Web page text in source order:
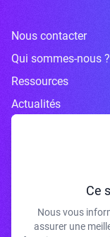
Nous contacter
Qui sommes-nous ?
Ressources
Actualités
Ce
Nous vous
assurer une